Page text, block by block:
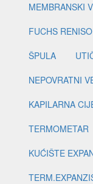
MEMBRANSKI
FUCHS RENISO
ŠPULA
NEPOVRATNI
KAPILARNA
TERMOMETAR
KUĆIŠTE